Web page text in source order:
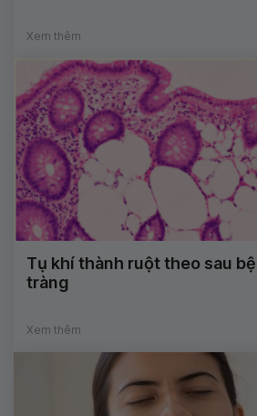
Xem thêm
Tụ khí thành ruột theo sau
tràng
Xem thêm